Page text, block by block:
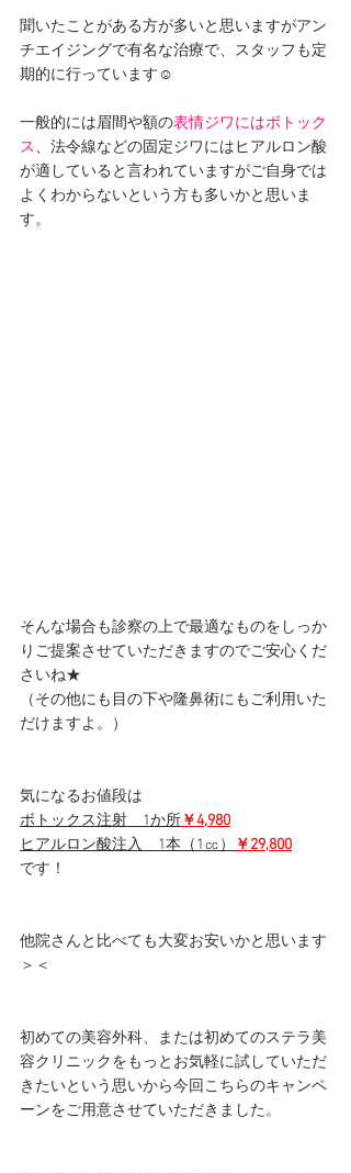
聞いたことがある方が多いと思いますがアン
チエイジングで有名な治療で、スタッフも定
期的に行っています☺
一般的には眉間や額の表情ジワにはボトック
ス、法令線などの固定ジワにはヒアルロン酸
が適していると言われていますがご自身では
よくわからないという方も多いかと思いま
す。
そんな場合も診察の上で最適なものをしっか
りご提案させていただきますのでご安心くだ
さいね★
（その他にも目の下や隆鼻術にもご利用いた
だけますよ。）
気になるお値段は
ボトックス注射　1か所￥4,980
ヒアルロン酸注入　1本（1㏄）
￥29,800
です！
他院さんと比べても大変お安いかと思います
＞＜
初めての美容外科、または初めてのステラ美
容クリニックをもっとお気軽に試していただ
きたいという思いから今回こちらのキャンペ
ーンをご用意させていただきました。